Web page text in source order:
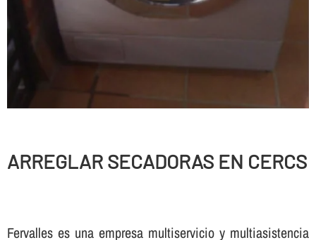
ARREGLAR SECADORAS EN CERCS
Fervalles es una empresa multiservicio y multiasistencia